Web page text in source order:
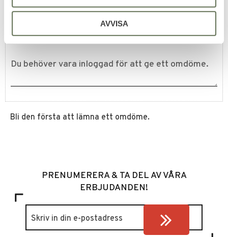
AVVISA
Omdömen
Bli den första att lämna ett omdöme.
PRENUMERERA & TA DEL AV VÅRA
ERBJUDANDEN!